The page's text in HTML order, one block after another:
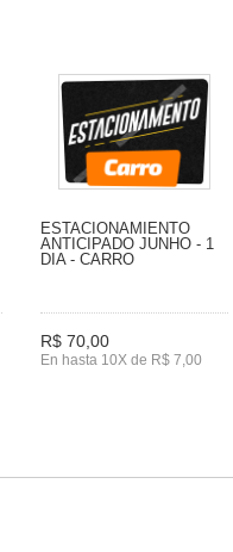
ESTACIONAMIENTO
ANTICIPADO JUNHO - 1
DIA - CARRO
R$ 70,00
En hasta 10X de R$ 7,00